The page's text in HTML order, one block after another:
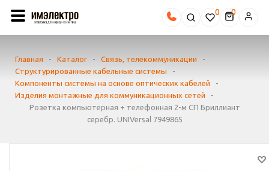
0
Главная - Каталог - Связь, телекоммуникации
-
Структурированные кабельные системы
-
Компоненты системы на основе оптических кабелей
-
Изделия монтажные для коммуникационных сетей
-
Розетка компьютерная + телефонная 2-м СП Бриллиант
серебр. UNIVersal 7949865